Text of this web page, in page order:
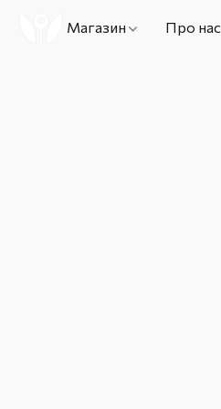
Магазин Про нас